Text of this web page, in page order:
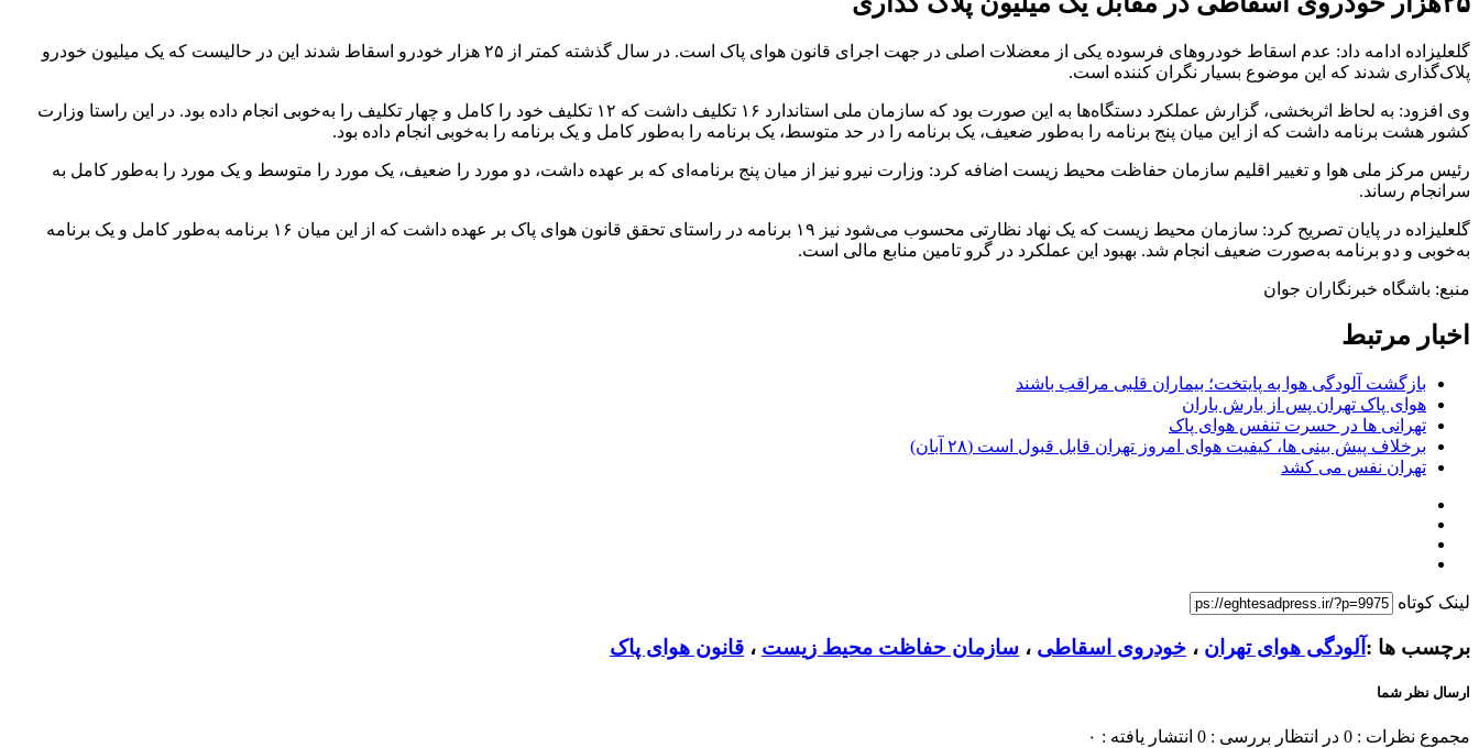
گلعلیزاده ادامه داد: عدم اسقاط خودرو‌های فرسوده یکی از معضلات اصلی در جهت اجرای قانون هوای پاک است. در سال گذشته کمتر از ۲۵ هزار خودرو اسقاط شدند این در حالیست که یک میلیون خودرو
پلاک‌گذاری شدند که این موضوع بسیار نگران کننده است.
وی افزود: به لحاظ اثربخشی، گزارش عملکرد دستگاه‌ها به این صورت بود که سازمان ملی استاندارد ۱۶ تکلیف داشت که ۱۲ تکلیف خود را کامل و چهار تکلیف را به‌خوبی انجام داده بود. در این راستا وزارت
کشور هشت برنامه داشت که از این میان پنج برنامه را به‌طور ضعیف، یک برنامه را در حد متوسط، یک برنامه را به‌طور کامل و یک برنامه را به‌خوبی انجام داده بود.
رئیس مرکز ملی هوا و تغییر اقلیم سازمان حفاظت محیط زیست اضافه کرد: وزارت نیرو نیز از میان پنج برنامه‌ای که بر عهده داشت، دو مورد را ضعیف، یک مورد را متوسط و یک مورد را به‌طور کامل به
سرانجام رساند.
گلعلیزاده در پایان تصریح کرد: سازمان محیط زیست که یک نهاد نظارتی محسوب می‌شود نیز ۱۹ برنامه در راستای تحقق قانون هوای پاک بر عهده داشت که از این میان ۱۶ برنامه به‌طور کامل و یک برنامه
به‌خوبی و دو برنامه به‌صورت ضعیف انجام شد. بهبود این عملکرد در گرو تامین منابع مالی است.
منبع: باشگاه خبرنگاران جوان
اخبار مرتبط
بازگشت آلودگی هوا به پایتخت؛ بیماران قلبی مراقب باشند
هوای پاک تهران پس از بارش باران
تهرانی ها در حسرت تنفس هوای پاک
برخلاف پیش بینی ها، کیفیت هوای امروز تهران قابل قبول است (۲۸ آبان)
تهران نفس می کشد
لینک کوتاه
برچسب ها : آلودگی هوای تهران ، خودروی اسقاطی ، سازمان حفاظت محیط زیست ، قانون هوای پاک
ارسال نظر شما
مجموع نظرات : 0 در انتظار بررسی : 0 انتشار یافته : ۰